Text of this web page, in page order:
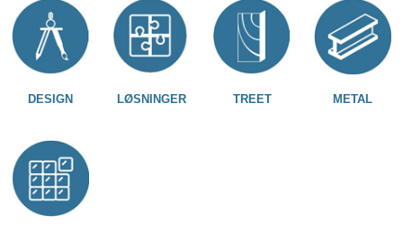
DESIGN LØSNINGER TREET METAL